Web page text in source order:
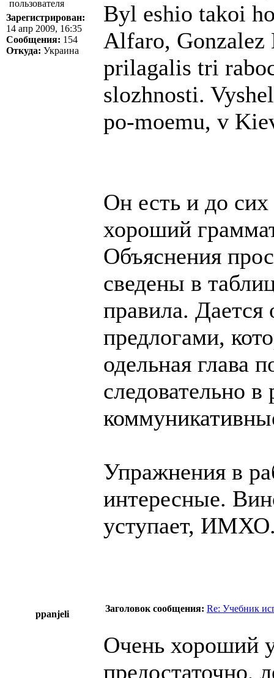
Зарегистрирован:
14 апр 2009, 16:35
Сообщения: 154
Откуда: Украина
Byl eshio takoi
Alfaro, Gonzalez
prilagalis tri
slozhnosti.
po-moemu, v
Он есть и до
хороший
Объяснения
сведены в
правила. Дается
предлогами,
одельная глава
следовательно
Упражнения в
интересные.
уступает,
ppanjeli
Заголовок сообщения: Re: Учебник
Очень хороший
предостаточно,